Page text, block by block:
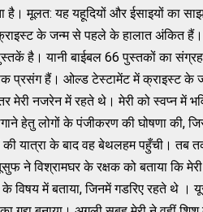
है। मूलत: यह यहूदियों और ईसाइयों का
के जन्म से पहले के हालात अंकित
है। यानी बाईबल 66 पुस्तकों का
प्रसंग हैं। ओल्ड टेस्टामेंट में क्राइस्ट के
नजरेन में रहते थे। मेरी को स्वप्न में
हेतु लोगों के पंजीकरण की घोषणा की,
की यात्रा के बाद वह बेथलहम पहुँची। तब
ने विश्रामघर के रक्षक को बताया कि
विषय में बताया, जिनमें गडरिए रहते थे